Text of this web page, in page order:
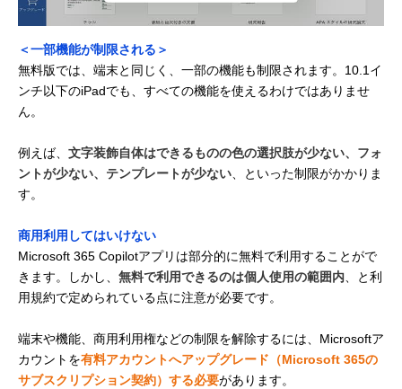
＜一部機能が制限される＞
無料版では、端末と同じく、一部の機能も制限されます。10.1イ
ンチ以下のiPadでも、すべての機能を使えるわけではありませ
ん。
例えば、 文字装飾自体はできるものの色の選択肢が少ない、フォ
ントが少ない、テンプレートが少ない 、といった制限がかかりま
す。
商用利用してはいけない
Microsoft 365 Copilotアプリは部分的に無料で利用することがで
きます。しかし、 無料で利用できるのは個人使用の範囲内 、と利
用規約で定められている点に注意が必要です。
端末や機能、商用利用権などの制限を解除するには、Microsoftア
カウントを有料アカウントへアップグレード（Microsoft 365の
サブスクリプション契約）する必要があります。